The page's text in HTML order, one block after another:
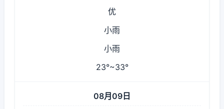
优
小雨
小雨
23°~33°
08月09日